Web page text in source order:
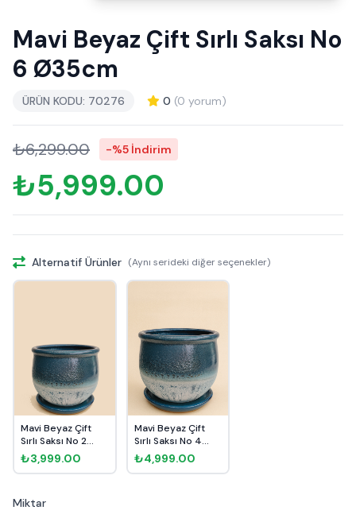
Mavi Beyaz Çift Sırlı Saksı No
6 Ø35cm
ÜRÜN KODU: 70276 0 (0 yorum)
₺6,299.00 -%5 İndirim
₺5,999.00
Alternatif Ürünler (Aynı serideki diğer seçenekler)
Mavi Beyaz Çift
Sırlı Saksı No 2
Ø20cm
₺3,999.00
Mavi Beyaz Çift
Sırlı Saksı No 4
Ø27cm
₺4,999.00
Miktar